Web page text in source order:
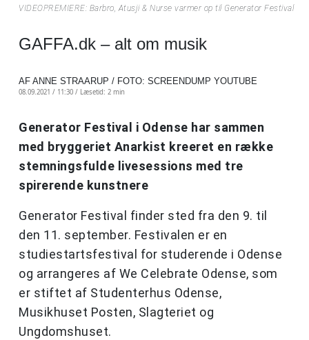
VIDEOPREMIERE: Barbro, Atusji & Nurse varmer op til Generator Festival
GAFFA.dk – alt om musik
AF ANNE STRAARUP / FOTO: SCREENDUMP YOUTUBE
08.09.2021 / 11:30 / Læsetid: 2 min
Generator Festival i Odense har sammen
med bryggeriet Anarkist kreeret en række
stemningsfulde livesessions med tre
spirerende kunstnere
Generator Festival finder sted fra den 9. til
den 11. september. Festivalen er en
studiestartsfestival for studerende i Odense
og arrangeres af We Celebrate Odense, som
er stiftet af Studenterhus Odense,
Musikhuset Posten, Slagteriet og
Ungdomshuset.